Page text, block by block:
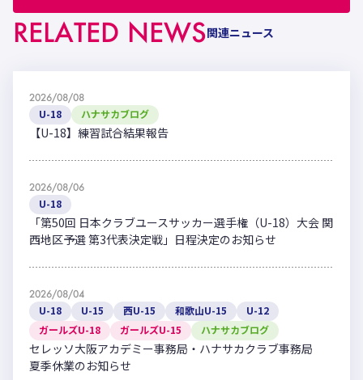
RELATED NEWS関連ニュース
2026/08/08
U-18 ハナサカブログ
【U-18】練習試合結果報告
2026/08/06
U-18
「第50回 日本クラブユースサッカー選手権（U-18）大会 関
西地区予選 第3代表決定戦」日程決定のお知らせ
2026/08/04
U-18 U-15 西U-15 和歌山U-15
U-12
ガールズU-18
ガールズU-15 ハナサカブログ
セレッソ大阪アカデミー事務局・ハナサカクラブ事務局
夏季休業のお知らせ